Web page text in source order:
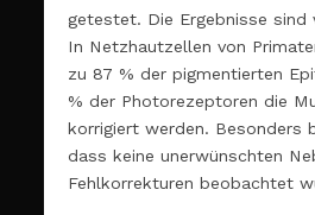
getestet. Die Ergebnisse sind
In Netzhautzellen von
zu 87 % der pigmentierten
% der Photorezeptoren die
korrigiert werden. Besonders
dass keine unerwünschten
Fehlkorrekturen beobachtet